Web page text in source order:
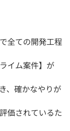
全ての開発工程
イム案件】が
、確かなやりが
価されているた